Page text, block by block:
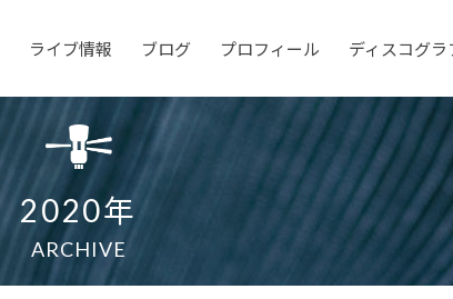
ライブ情報 ブログ プロフィール ディスコグラ
2020年
ARCHIVE